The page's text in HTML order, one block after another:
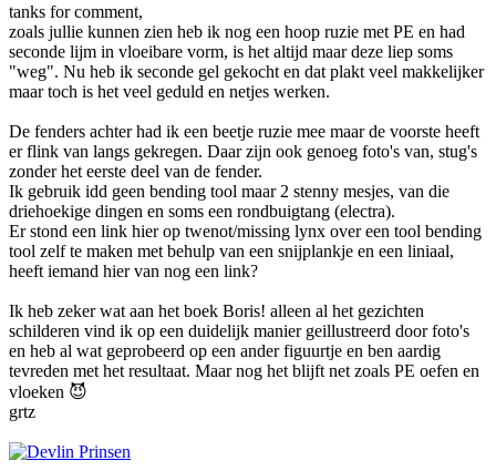
tanks for comment,
zoals jullie kunnen zien heb ik nog een hoop ruzie met PE en had
seconde lijm in vloeibare vorm, is het altijd maar deze liep soms
"weg". Nu heb ik seconde gel gekocht en dat plakt veel makkelijker
maar toch is het veel geduld en netjes werken.
De fenders achter had ik een beetje ruzie mee maar de voorste heeft
er flink van langs gekregen. Daar zijn ook genoeg foto's van, stug's
zonder het eerste deel van de fender.
Ik gebruik idd geen bending tool maar 2 stenny mesjes, van die
driehoekige dingen en soms een rondbuigtang (electra).
Er stond een link hier op twenot/missing lynx over een tool bending
tool zelf te maken met behulp van een snijplankje en een liniaal,
heeft iemand hier van nog een link?
Ik heb zeker wat aan het boek Boris! alleen al het gezichten
schilderen vind ik op een duidelijk manier geillustreerd door foto's
en heb al wat geprobeerd op een ander figuurtje en ben aardig
tevreden met het resultaat. Maar nog het blijft net zoals PE oefen en
vloeken 😈
grtz